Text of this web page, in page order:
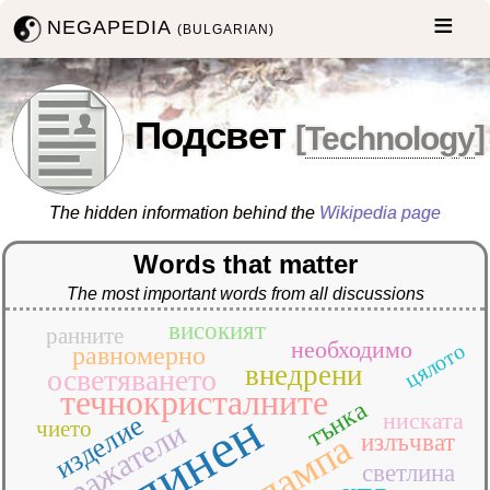
NEGAPEDIA(BULGARIAN)
Подсвет [Technology]
The hidden information behind the Wikipedia page
Words that matter
The most important words from all discussions
лампа
течнокристалните
осветяването внедрени
изделие
равномерно
тънка
високият
излъчват
светлина
необходимо
ниската
ранните
чието
цялото